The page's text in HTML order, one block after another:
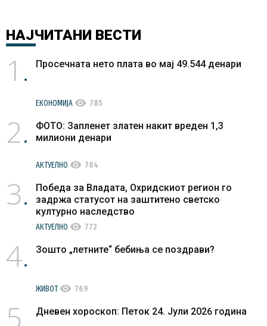
НАЈЧИТАНИ ВЕСТИ
1 Просечната нето плата во мај 49.544 денари
ЕКОНОМИЈА visibility 785
2
ФОТО: Запленет златен накит вреден 1,3
милиони денари
АКТУЕЛНО visibility 784
3
Победа за Владата, Охридскиот регион го
задржа статусот на заштитено светско
културно наследство
АКТУЕЛНО visibility 772
4 Зошто „летните“ бебиња се поздрави?
ЖИВОТvisibility 769
5 Дневен хороскоп: Петок 24. Јули 2026 година